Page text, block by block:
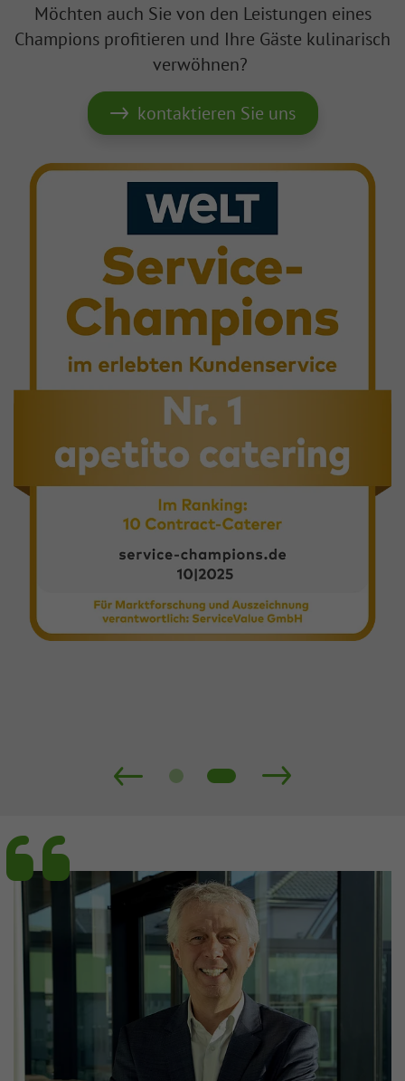
Möchten auch Sie von den Leistungen eines
Champions profitieren und Ihre Gäste kulinarisch
verwöhnen?
kontaktieren Sie uns